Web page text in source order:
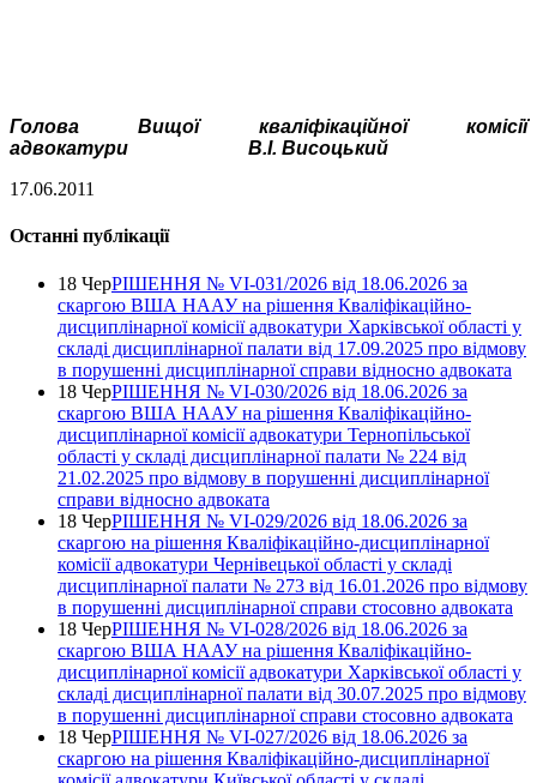
Голова Вищої кваліфікаційної комісії
адвокатури
В.І. Висоцький
17.06.2011
Останні публікації
18 ЧерРІШЕННЯ № VІ-031/2026 від 18.06.2026 за
скаргою ВША НААУ на рішення Кваліфікаційно-
дисциплінарної комісії адвокатури Харківської області у
складі дисциплінарної палати від 17.09.2025 про відмову
в порушенні дисциплінарної справи відносно адвоката
18 ЧерРІШЕННЯ № VІ-030/2026 від 18.06.2026 за
скаргою ВША НААУ на рішення Кваліфікаційно-
дисциплінарної комісії адвокатури Тернопільської
області у складі дисциплінарної палати № 224 від
21.02.2025 про відмову в порушенні дисциплінарної
справи відносно адвоката
18 ЧерРІШЕННЯ № VІ-029/2026 від 18.06.2026 за
скаргою на рішення Кваліфікаційно-дисциплінарної
комісії адвокатури Чернівецької області у складі
дисциплінарної палати № 273 від 16.01.2026 про відмову
в порушенні дисциплінарної справи стосовно адвоката
18 ЧерРІШЕННЯ № VІ-028/2026 від 18.06.2026 за
скаргою ВША НААУ на рішення Кваліфікаційно-
дисциплінарної комісії адвокатури Харківської області у
складі дисциплінарної палати від 30.07.2025 про відмову
в порушенні дисциплінарної справи стосовно адвоката
18 ЧерРІШЕННЯ № VІ-027/2026 від 18.06.2026 за
скаргою на рішення Кваліфікаційно-дисциплінарної